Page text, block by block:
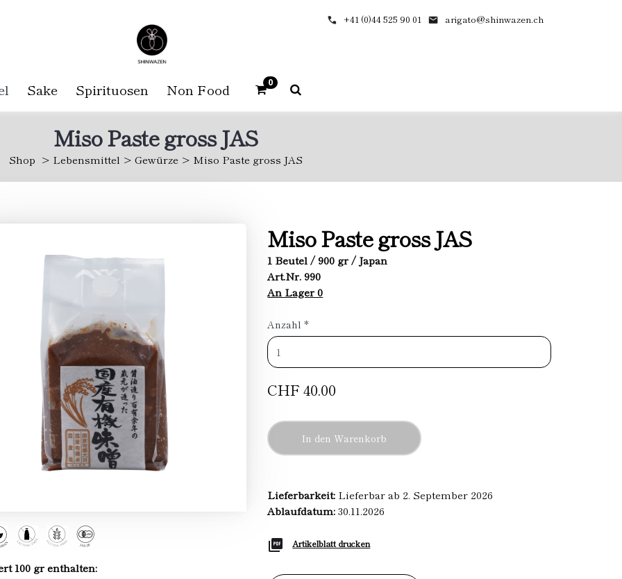
+41 (0)44 525 90 01 arigato@shinwazen.ch
Sake Spirituosen Non Food 0
Miso Paste gross JAS
Shop Lebensmittel Gewürze Miso Paste gross JAS
100 gr enthalten:
Miso Paste gross JAS
1 Beutel / 900 gr / Japan
Art.Nr. 990
An Lager 0
Anzahl *
CHF 40.00
In den Warenkorb
Lieferbarkeit: Lieferbar ab 2. September 2026
Ablaufdatum: 30.11.2026
Artikelblatt drucken